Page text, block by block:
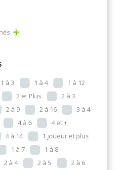
1 à 3 1 à 4
1 à 12
2 et Plus
2 à 3
2 à 9 2 à 16
3 à 4
4 à 6
4 et +
4 à 14
1 joueur et plus
1 à 7
1 à 8
2 à 4 2 à 5 2 à 6